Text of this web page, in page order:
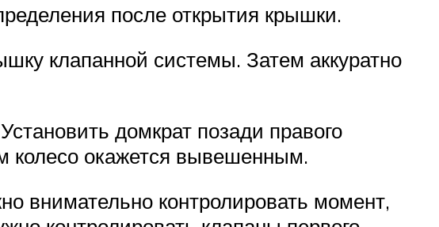
после открытия крышки.
клапанной системы. Затем аккуратно
домкрат позади правого
колесо окажется вывешенным.
внимательно контролировать момент,